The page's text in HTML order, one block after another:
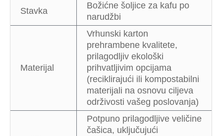
Stavka
Božićne šoljice za kafu po
narudžbi
Materijal
Vrhunski karton
prehrambene kvalitete,
prilagodljiv ekološki
prihvatljivim opcijama
(reciklirajući ili kompostabilni
materijali na osnovu ciljeva
održivosti vašeg poslovanja)
Potpuno prilagodljive veličine
čašica, uključujući